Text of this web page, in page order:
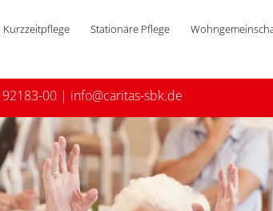
Kurzzeitpflege Stationäre Pflege
00 | info@caritas-sbk.de